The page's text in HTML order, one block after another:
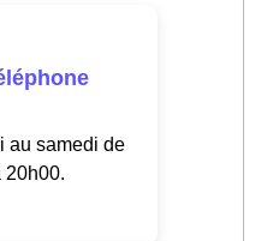
au samedi de
20h00.